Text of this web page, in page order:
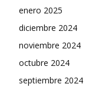
enero 2025
diciembre 2024
noviembre 2024
octubre 2024
septiembre 2024